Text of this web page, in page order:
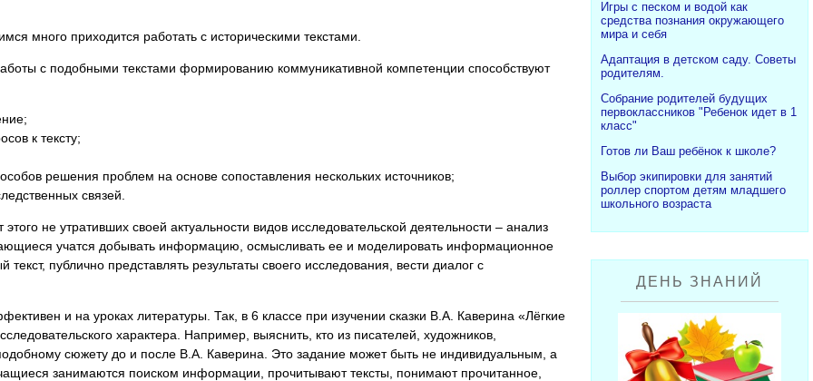
много приходится работать с историческими текстами.
с подобными текстами формированию коммуникативной компетенции способствуют
к тексту;
решения проблем на основе сопоставления нескольких источников;
связей.
не утративших своей актуальности видов исследовательской деятельности – анализ
учатся добывать информацию, осмысливать ее и моделировать информационное
текст, публично представлять результаты своего исследования, вести диалог с
и на уроках литературы. Так, в 6 классе при изучении сказки В.А. Каверина «Лёгкие
характера. Например, выяснить, кто из писателей, художников,
сюжету до и после В.А. Каверина. Это задание может быть не индивидуальным, а
занимаются поиском информации, прочитывают тексты, понимают прочитанное,
Игры с песком и водой как
средства познания окружающего
мира и себя
Адаптация в детском саду. Советы
родителям.
Собрание родителей будущих
первоклассников "Ребенок идет в 1
класс"
Готов ли Ваш ребёнок к школе?
Выбор экипировки для занятий
роллер спортом детям младшего
школьного возраста
ДЕНЬ ЗНАНИЙ